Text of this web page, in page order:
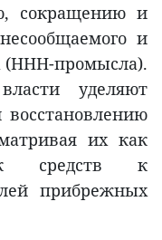
сокращению и
и
(ННН-промысла).
уделяют
их как
средств к
прибрежных